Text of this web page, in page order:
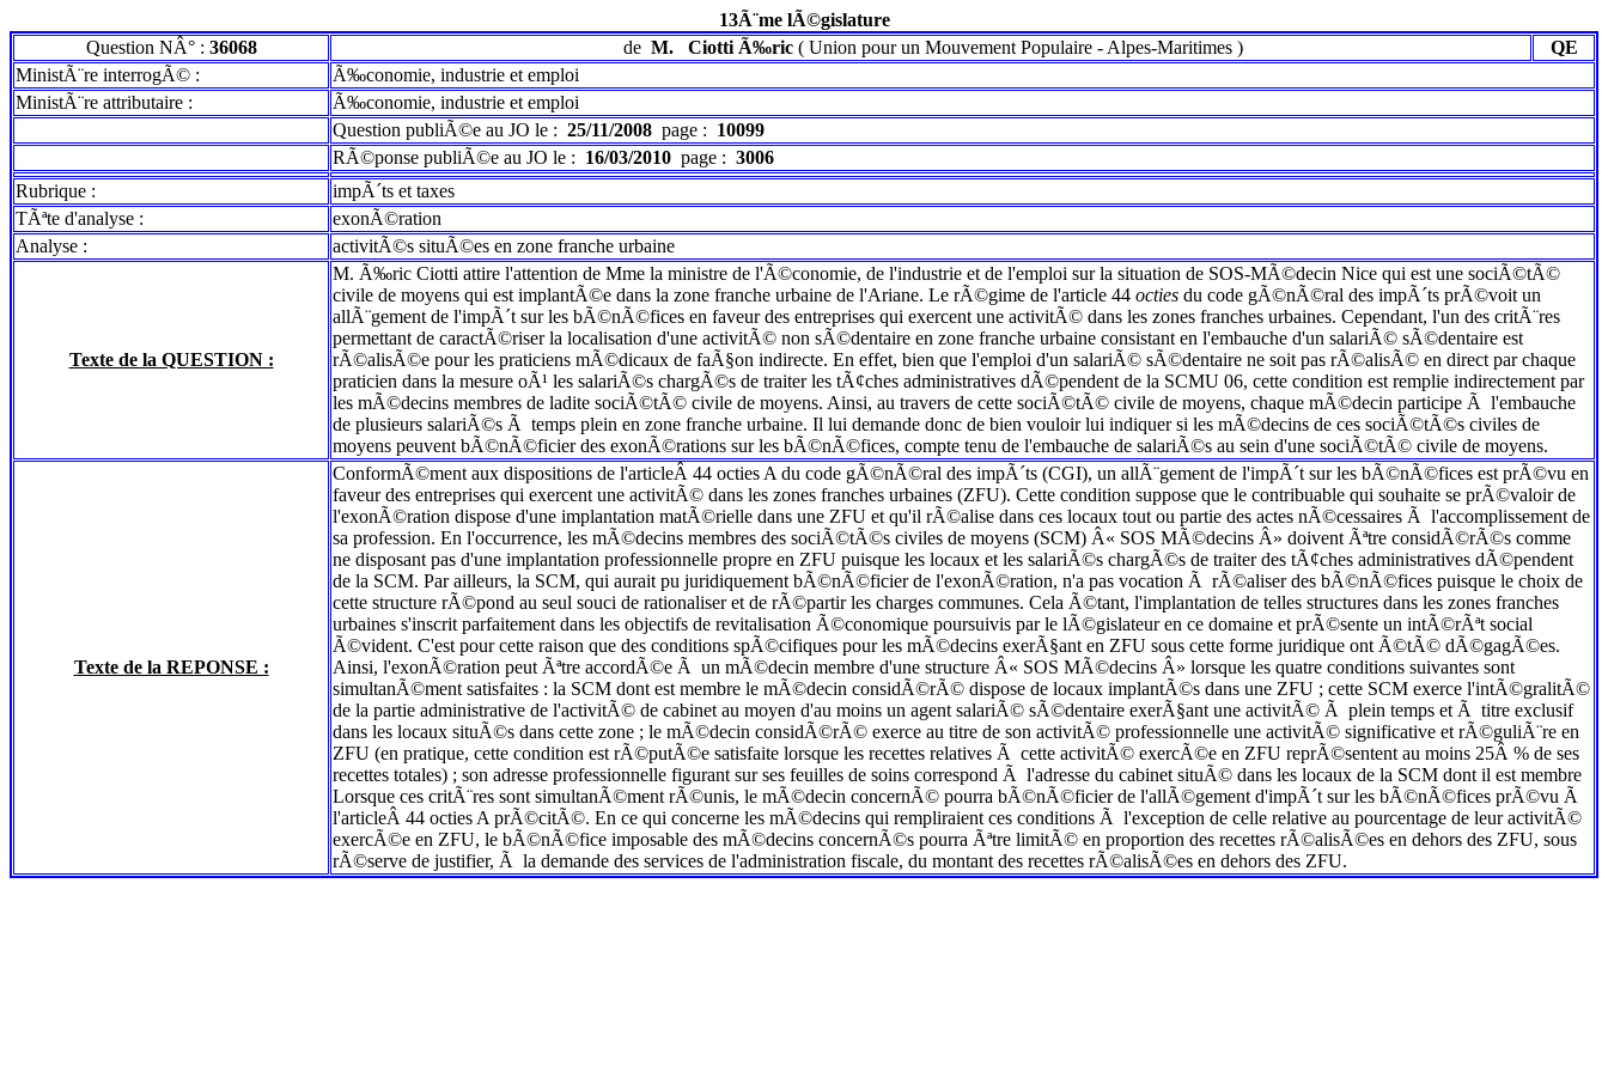
13Ã¨me lÃ©gislature
Question NÂ° : 36068 de M. Ciotti Ã‰ric ( Union pour un Mouvement Populaire - Alpes-Maritimes )
QE
MinistÃ¨re interrogÃ© :
Ã‰conomie, industrie et emploi
MinistÃ¨re attributaire :
Ã‰conomie, industrie et emploi
Question publiÃ©e au JO le : 25/11/2008 page : 10099
RÃ©ponse publiÃ©e au JO le : 16/03/2010 page : 3006
Rubrique :
impÃ´ts et taxes
TÃªte d'analyse :
exonÃ©ration
Analyse :
activitÃ©s situÃ©es en zone franche urbaine
Texte de la QUESTION :
M. Ã‰ric Ciotti attire l'attention de Mme la ministre de l'Ã©conomie, de l'industrie et de l'emploi sur la situation de SOS-MÃ©decin Nice qui est une sociÃ©tÃ©
civile de moyens qui est implantÃ©e dans la zone franche urbaine de l'Ariane. Le rÃ©gime de l'article 44 octies du code gÃ©nÃ©ral des impÃ´ts prÃ©voit un
allÃ¨gement de l'impÃ´t sur les bÃ©nÃ©fices en faveur des entreprises qui exercent une activitÃ© dans les zones franches urbaines. Cependant, l'un des critÃ¨res
permettant de caractÃ©riser la localisation d'une activitÃ© non sÃ©dentaire en zone franche urbaine consistant en l'embauche d'un salariÃ© sÃ©dentaire est
rÃ©alisÃ©e pour les praticiens mÃ©dicaux de faÃ§on indirecte. En effet, bien que l'emploi d'un salariÃ© sÃ©dentaire ne soit pas rÃ©alisÃ© en direct par chaque
praticien dans la mesure oÃ¹ les salariÃ©s chargÃ©s de traiter les tÃ¢ches administratives dÃ©pendent de la SCMU 06, cette condition est remplie indirectement par
les mÃ©decins membres de ladite sociÃ©tÃ© civile de moyens. Ainsi, au travers de cette sociÃ©tÃ© civile de moyens, chaque mÃ©decin participe Ã l'embauche
de plusieurs salariÃ©s Ã temps plein en zone franche urbaine. Il lui demande donc de bien vouloir lui indiquer si les mÃ©decins de ces sociÃ©tÃ©s civiles de
moyens peuvent bÃ©nÃ©ficier des exonÃ©rations sur les bÃ©nÃ©fices, compte tenu de l'embauche de salariÃ©s au sein d'une sociÃ©tÃ© civile de moyens.
Texte de la REPONSE :
ConformÃ©ment aux dispositions de l'articleÂ 44 octies A du code gÃ©nÃ©ral des impÃ´ts (CGI), un allÃ¨gement de l'impÃ´t sur les bÃ©nÃ©fices est prÃ©vu en
faveur des entreprises qui exercent une activitÃ© dans les zones franches urbaines (ZFU). Cette condition suppose que le contribuable qui souhaite se prÃ©valoir de
l'exonÃ©ration dispose d'une implantation matÃ©rielle dans une ZFU et qu'il rÃ©alise dans ces locaux tout ou partie des actes nÃ©cessaires Ã l'accomplissement de
sa profession. En l'occurrence, les mÃ©decins membres des sociÃ©tÃ©s civiles de moyens (SCM) Â« SOS MÃ©decins Â» doivent Ãªtre considÃ©rÃ©s comme
ne disposant pas d'une implantation professionnelle propre en ZFU puisque les locaux et les salariÃ©s chargÃ©s de traiter des tÃ¢ches administratives dÃ©pendent
de la SCM. Par ailleurs, la SCM, qui aurait pu juridiquement bÃ©nÃ©ficier de l'exonÃ©ration, n'a pas vocation Ã rÃ©aliser des bÃ©nÃ©fices puisque le choix de
cette structure rÃ©pond au seul souci de rationaliser et de rÃ©partir les charges communes. Cela Ã©tant, l'implantation de telles structures dans les zones franches
urbaines s'inscrit parfaitement dans les objectifs de revitalisation Ã©conomique poursuivis par le lÃ©gislateur en ce domaine et prÃ©sente un intÃ©rÃªt social
Ã©vident. C'est pour cette raison que des conditions spÃ©cifiques pour les mÃ©decins exerÃ§ant en ZFU sous cette forme juridique ont Ã©tÃ© dÃ©gagÃ©es.
Ainsi, l'exonÃ©ration peut Ãªtre accordÃ©e Ã un mÃ©decin membre d'une structure Â« SOS MÃ©decins Â» lorsque les quatre conditions suivantes sont
simultanÃ©ment satisfaites : la SCM dont est membre le mÃ©decin considÃ©rÃ© dispose de locaux implantÃ©s dans une ZFU ; cette SCM exerce l'intÃ©gralitÃ©
de la partie administrative de l'activitÃ© de cabinet au moyen d'au moins un agent salariÃ© sÃ©dentaire exerÃ§ant une activitÃ© Ã plein temps et Ã titre exclusif
dans les locaux situÃ©s dans cette zone ; le mÃ©decin considÃ©rÃ© exerce au titre de son activitÃ© professionnelle une activitÃ© significative et rÃ©guliÃ¨re en
ZFU (en pratique, cette condition est rÃ©putÃ©e satisfaite lorsque les recettes relatives Ã cette activitÃ© exercÃ©e en ZFU reprÃ©sentent au moins 25Â % de ses
recettes totales) ; son adresse professionnelle figurant sur ses feuilles de soins correspond Ã l'adresse du cabinet situÃ© dans les locaux de la SCM dont il est membre
Lorsque ces critÃ¨res sont simultanÃ©ment rÃ©unis, le mÃ©decin concernÃ© pourra bÃ©nÃ©ficier de l'allÃ©gement d'impÃ´t sur les bÃ©nÃ©fices prÃ©vu Ã
l'articleÂ 44 octies A prÃ©citÃ©. En ce qui concerne les mÃ©decins qui rempliraient ces conditions Ã l'exception de celle relative au pourcentage de leur activitÃ©
exercÃ©e en ZFU, le bÃ©nÃ©fice imposable des mÃ©decins concernÃ©s pourra Ãªtre limitÃ© en proportion des recettes rÃ©alisÃ©es en dehors des ZFU, sous
rÃ©serve de justifier, Ã la demande des services de l'administration fiscale, du montant des recettes rÃ©alisÃ©es en dehors des ZFU.